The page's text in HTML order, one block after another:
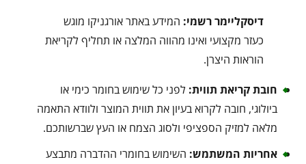
דיסקליימר רשמי: המידע באתר אורגניקו מוגש
כעזר מקצועי ואינו מהווה המלצה או תחליף לקריאת
הוראות היצרן.
חובת קריאת תווית: לפני כל שימוש בחומר כימי או
ביולוגי, חובה לקרוא בעיון את תווית המוצר ולוודא התאמה
מלאה למזיק הספציפי ולסוג הצמח או העץ שברשותכם.
אחריות המשתמש: השימוש בחומרי ההדברה מתבצע